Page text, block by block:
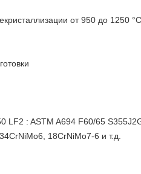
от 950 до 1250 °C
LF2 : ASTM A694 F60/65
18CrNiMo7-6 и т.д.